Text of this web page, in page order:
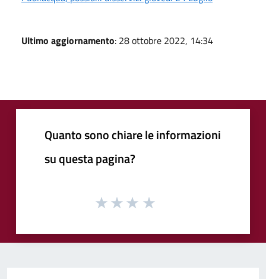
Ultimo aggiornamento: 28 ottobre 2022, 14:34
Quanto sono chiare le informazioni
su questa pagina?